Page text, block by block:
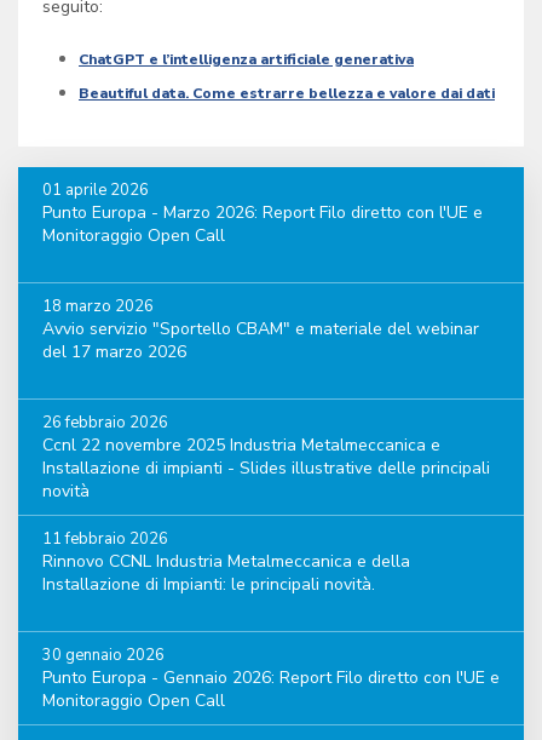
seguito:
ChatGPT e l’intelligenza artificiale generativa
Beautiful data. Come estrarre bellezza e valore dai dati
01 aprile 2026
Punto Europa - Marzo 2026: Report Filo diretto con l'UE e
Monitoraggio Open Call
18 marzo 2026
Avvio servizio "Sportello CBAM" e materiale del webinar
del 17 marzo 2026
26 febbraio 2026
Ccnl 22 novembre 2025 Industria Metalmeccanica e
Installazione di impianti - Slides illustrative delle principali
novità
11 febbraio 2026
Rinnovo CCNL Industria Metalmeccanica e della
Installazione di Impianti: le principali novità.
30 gennaio 2026
Punto Europa - Gennaio 2026: Report Filo diretto con l'UE e
Monitoraggio Open Call